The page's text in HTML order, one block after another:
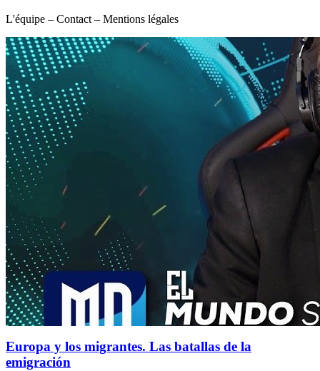
L'équipe – Contact – Mentions légales
Europa y los migrantes. Las batallas de la
emigración